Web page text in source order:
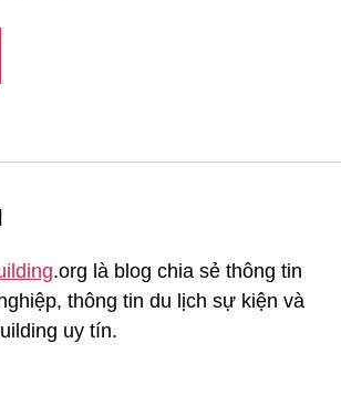
.org là blog chia sẻ thông tin
thông tin du lịch sự kiện và
uy tín.